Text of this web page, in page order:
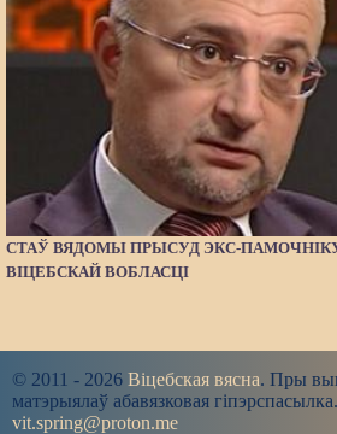
СТАЎ ВЯДОМЫ ПРЫСУД ЭКС-
ВІЦЕБСКАЙ ВОБЛАСЦІ
© 2011 - 2026 Віцебская вясна. Пры
матэрыялаў абавязковая
vit.spring@proton.me